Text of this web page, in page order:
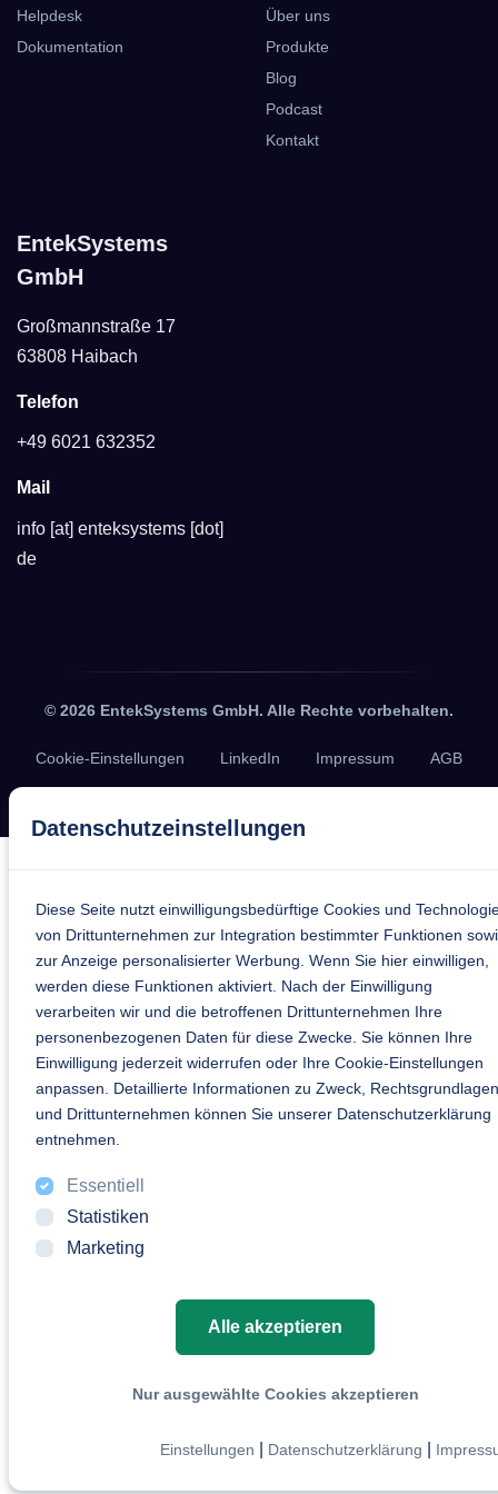
Datenschutzeinstellungen
Diese Seite nutzt einwilligungsbedürftige Cookies und
von Drittunternehmen zur Integration bestimmter Funktionen
zur Anzeige personalisierter Werbung. Wenn Sie hier einwilligen,
werden diese Funktionen aktiviert. Nach der Einwilligung
verarbeiten wir und die betroffenen Drittunternehmen Ihre
personenbezogenen Daten für diese Zwecke. Sie können Ihre
Einwilligung jederzeit widerrufen oder Ihre Cookie-Einstellungen
anpassen. Detaillierte Informationen zu Zweck, Rechtsgrundlagen
und Drittunternehmen können Sie unserer Datenschutzerklärung
entnehmen.
Essentiell
Statistiken
Marketing
Alle akzeptieren
Nur ausgewählte Cookies akzeptieren
Einstellungen Datenschutzerklärung
Helpdesk
Dokumentation
Über uns
Produkte
Blog
Podcast
Kontakt
EntekSystems
GmbH
Großmannstraße 17
63808 Haibach
Telefon
+49 6021 632352
Mail
info [at] enteksystems [dot]
de
© 2026 EntekSystems GmbH. Alle Rechte vorbehalten.
Cookie-Einstellungen LinkedIn Impressum
AGB
Datenschutz